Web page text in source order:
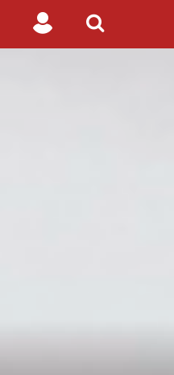
Search
Login